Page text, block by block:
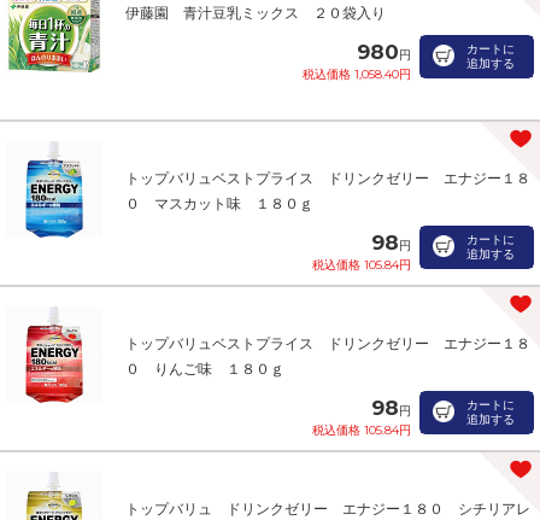
伊藤園 青汁豆乳ミックス ２０袋入り
980円
税込価格 1,058.40円
カートに
追加する
トップバリュベストプライス ドリンクゼリー エナジー１８
０ マスカット味 １８０ｇ
98円
税込価格 105.84円
カートに
追加する
トップバリュベストプライス ドリンクゼリー エナジー１８
０ りんご味 １８０ｇ
98円
税込価格 105.84円
カートに
追加する
トップバリュ ドリンクゼリー エナジー１８０ シチリアレ